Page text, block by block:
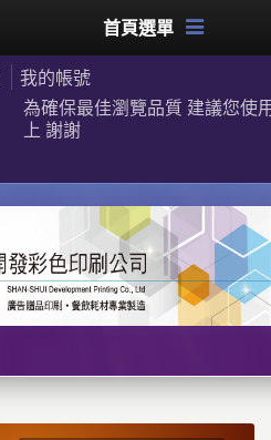
首頁選單
我的帳號
為確保最佳瀏覽品質 建議您使
上 謝謝